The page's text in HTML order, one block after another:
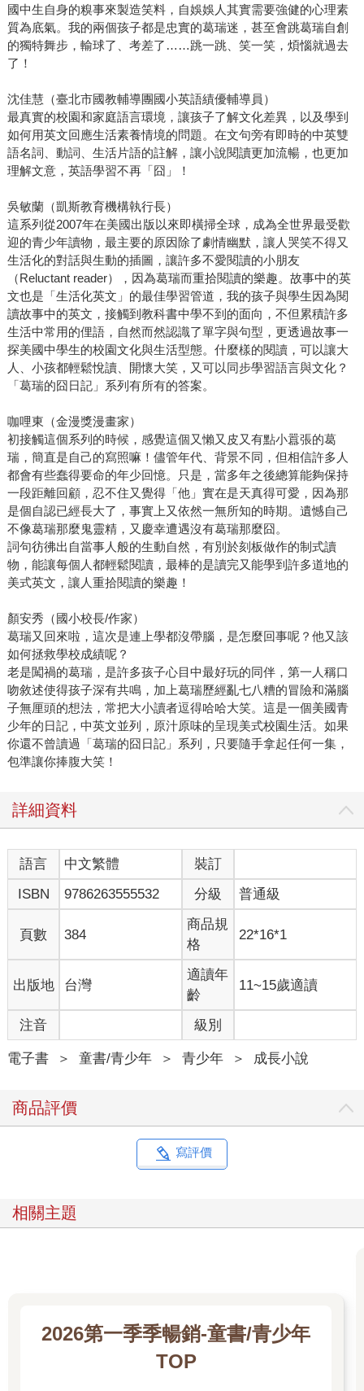
國中生自身的糗事來製造笑料，自娛娛人其實需要強健的心理素
質為底氣。我的兩個孩子都是忠實的葛瑞迷，甚至會跳葛瑞自創
的獨特舞步，輸球了、考差了……跳一跳、笑一笑，煩惱就過去
了！
沈佳慧（臺北市國教輔導團國小英語績優輔導員）
最真實的校園和家庭語言環境，讓孩子了解文化差異，以及學到
如何用英文回應生活素養情境的問題。在文句旁有即時的中英雙
語名詞、動詞、生活片語的註解，讓小說閱讀更加流暢，也更加
理解文意，英語學習不再「囧」！
吳敏蘭（凱斯教育機構執行長）
這系列從2007年在美國出版以來即橫掃全球，成為全世界最受歡
迎的青少年讀物，最主要的原因除了劇情幽默，讓人哭笑不得又
生活化的對話與生動的插圖，讓許多不愛閱讀的小朋友
（Reluctant reader），因為葛瑞而重拾閱讀的樂趣。故事中的英
文也是「生活化英文」的最佳學習管道，我的孩子與學生因為閱
讀故事中的英文，接觸到教科書中學不到的面向，不但累積許多
生活中常用的俚語，自然而然認識了單字與句型，更透過故事一
探美國中學生的校園文化與生活型態。什麼樣的閱讀，可以讓大
人、小孩都輕鬆悅讀、開懷大笑，又可以同步學習語言與文化？
「葛瑞的囧日記」系列有所有的答案。
咖哩東（金漫獎漫畫家）
初接觸這個系列的時候，感覺這個又懶又皮又有點小囂張的葛
瑞，簡直是自己的寫照嘛！儘管年代、背景不同，但相信許多人
都會有些蠢得要命的年少回憶。只是，當多年之後總算能夠保持
一段距離回顧，忍不住又覺得「他」實在是天真得可愛，因為那
是個自認已經長大了，事實上又依然一無所知的時期。遺憾自己
不像葛瑞那麼鬼靈精，又慶幸遭遇沒有葛瑞那麼囧。
詞句彷彿出自當事人般的生動自然，有別於刻板做作的制式讀
物，能讓每個人都輕鬆閱讀，最棒的是讀完又能學到許多道地的
美式英文，讓人重拾閱讀的樂趣！
顏安秀（國小校長/作家）
葛瑞又回來啦，這次是連上學都沒帶腦，是怎麼回事呢？他又該
如何拯救學校成績呢？
老是闖禍的葛瑞，是許多孩子心目中最好玩的同伴，第一人稱口
吻敘述使得孩子深有共鳴，加上葛瑞歷經亂七八糟的冒險和滿腦
子無厘頭的想法，常把大小讀者逗得哈哈大笑。這是一個美國青
少年的日記，中英文並列，原汁原味的呈現美式校園生活。如果
你還不曾讀過「葛瑞的囧日記」系列，只要隨手拿起任何一集，
包準讓你捧腹大笑！
詳細資料
語言 中文繁體
裝訂
ISBN
9786263555532 分級 普通級
頁數 384
商品規
格
22*16*1
出版地 台灣
適讀年
齡
11~15歲適讀
注音 級別
電子書 ＞ 童書/青少年 ＞ 青少年 ＞ 成長小說
商品評價
寫評價
相關主題
2026第一季季暢銷-童書/青少年
TOP